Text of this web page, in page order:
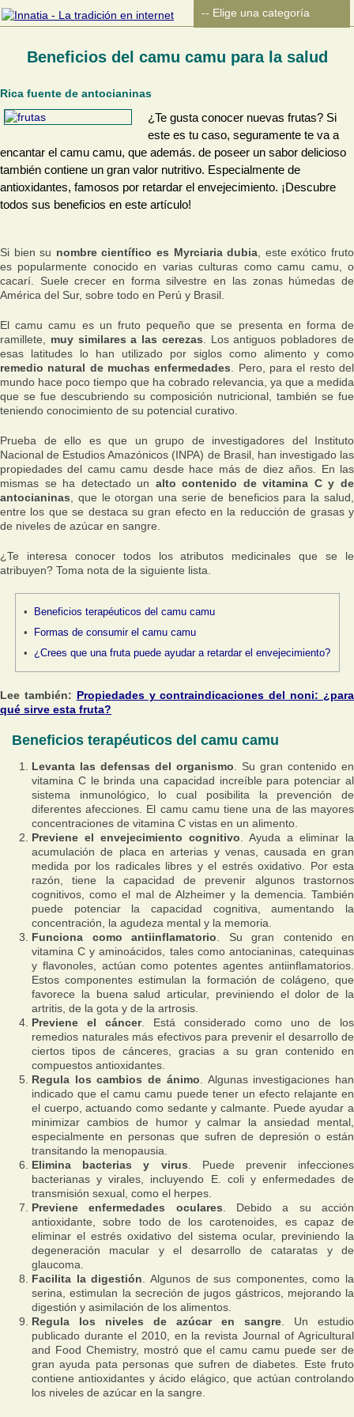
Beneficios del camu camu para la salud
Rica fuente de antocianinas
¿Te gusta conocer nuevas frutas? Si
este es tu caso, seguramente te va a
encantar el camu camu, que además. de poseer un sabor delicioso
también contiene un gran valor nutritivo. Especialmente de
antioxidantes, famosos por retardar el envejecimiento. ¡Descubre
todos sus beneficios en este artículo!
Si bien su nombre científico es Myrciaria dubia , este exótico fruto
es popularmente conocido en varias culturas como camu camu, o
cacarí. Suele crecer en forma silvestre en las zonas húmedas de
América del Sur, sobre todo en Perú y Brasil.
El camu camu es un fruto pequeño que se presenta en forma de
ramillete, muy similares a las cerezas . Los antiguos pobladores de
esas latitudes lo han utilizado por siglos como alimento y como
remedio natural de muchas enfermedades . Pero, para el resto del
mundo hace poco tiempo que ha cobrado relevancia, ya que a medida
que se fue descubriendo su composición nutricional, también se fue
teniendo conocimiento de su potencial curativo.
Prueba de ello es que un grupo de investigadores del Instituto
Nacional de Estudios Amazónicos (INPA) de Brasil, han investigado las
propiedades del camu camu desde hace más de diez años. En las
mismas se ha detectado un alto contenido de vitamina C y de
antocianinas , que le otorgan una serie de beneficios para la salud,
entre los que se destaca su gran efecto en la reducción de grasas y
de niveles de azúcar en sangre.
¿Te interesa conocer todos los atributos medicinales que se le
atribuyen? Toma nota de la siguiente lista.
Beneficios terapéuticos del camu camu
Formas de consumir el camu camu
¿Crees que una fruta puede ayudar a retardar el envejecimiento?
Lee también: Propiedades y contraindicaciones del noni: ¿para
qué sirve esta fruta?
Beneficios terapéuticos del camu camu
Levanta las defensas del organismo . Su gran contenido en
vitamina C le brinda una capacidad increíble para potenciar al
sistema inmunológico, lo cual posibilita la prevención de
diferentes afecciones. El camu camu tiene una de las mayores
concentraciones de vitamina C vistas en un alimento.
Previene el envejecimiento cognitivo . Ayuda a eliminar la
acumulación de placa en arterias y venas, causada en gran
medida por los radicales libres y el estrés oxidativo. Por esta
razón, tiene la capacidad de prevenir algunos trastornos
cognitivos, como el mal de Alzheimer y la demencia. También
puede potenciar la capacidad cognitiva, aumentando la
concentración, la agudeza mental y la memoria.
Funciona como antiinflamatorio . Su gran contenido en
vitamina C y aminoácidos, tales como antocianinas, catequinas
y flavonoles, actúan como potentes agentes antiinflamatorios.
Estos componentes estimulan la formación de colágeno, que
favorece la buena salud articular, previniendo el dolor de la
artritis, de la gota y de la artrosis.
Previene el cáncer. Está considerado como uno de los
remedios naturales más efectivos para prevenir el desarrollo de
ciertos tipos de cánceres, gracias a su gran contenido en
compuestos antioxidantes.
Regula los cambios de ánimo . Algunas investigaciones han
indicado que el camu camu puede tener un efecto relajante en
el cuerpo, actuando como sedante y calmante. Puede ayudar a
minimizar cambios de humor y calmar la ansiedad mental,
especialmente en personas que sufren de depresión o están
transitando la menopausia.
Elimina bacterias y virus . Puede prevenir infecciones
bacterianas y virales, incluyendo E. coli y enfermedades de
transmisión sexual, como el herpes.
Previene enfermedades oculares . Debido a su acción
antioxidante, sobre todo de los carotenoides, es capaz de
eliminar el estrés oxidativo del sistema ocular, previniendo la
degeneración macular y el desarrollo de cataratas y de
glaucoma.
Facilita la digestión . Algunos de sus componentes, como la
serina, estimulan la secreción de jugos gástricos, mejorando la
digestión y asimilación de los alimentos.
Regula los niveles de azúcar en sangre . Un estudio
publicado durante el 2010, en la revista Journal of Agricultural
and Food Chemistry, mostró que el camu camu puede ser de
gran ayuda pata personas que sufren de diabetes. Este fruto
contiene antioxidantes y ácido elágico, que actúan controlando
los niveles de azúcar en la sangre.